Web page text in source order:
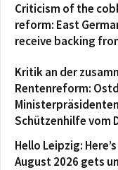
Criticism of the
reform: East
receive backing
Kritik an der
Rentenreform:
Schützenhilfe vom
Hello Leipzig:
August 2026 gets